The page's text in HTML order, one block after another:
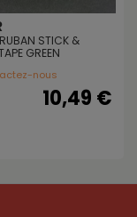
STICK &
GREEN
nous
10,49 €